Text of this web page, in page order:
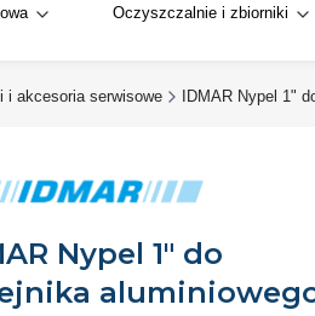
Oczyszczalnie i zbiorniki
i akcesoria serwisowe IDMAR Nypel 1"
Nypel 1" do